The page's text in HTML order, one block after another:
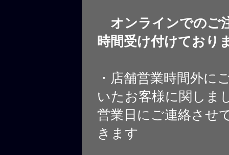
オンラインでのご
時間受け付けており
・店舗営業時間外に
いたお客様に関しま
営業日にご連絡させ
きます